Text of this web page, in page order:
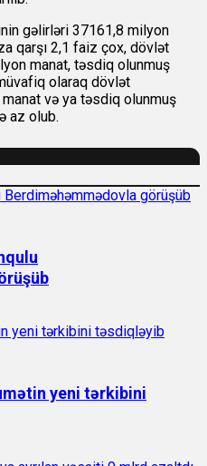
gəlirləri 37161,8 milyon
qarşı 2,1 faiz çox, dövlət
manat, təsdiq olunmuş
olaraq dövlət
və ya təsdiq olunmuş
az olub.
yeni tərkibini